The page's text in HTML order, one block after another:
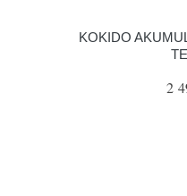
KOKIDO
2